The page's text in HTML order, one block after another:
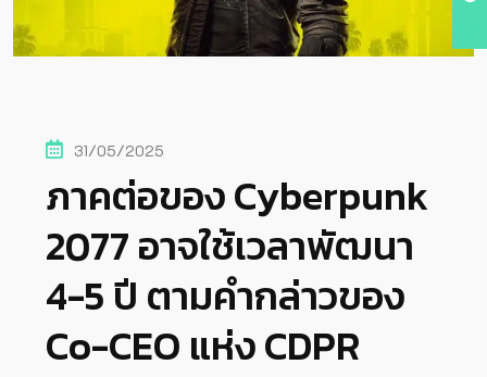
31/05/2025
ภาคต่อของ Cyberpunk
2077 อาจใช้เวลาพัฒนา
4-5 ปี ตามคำกล่าวของ
Co-CEO แห่ง CDPR